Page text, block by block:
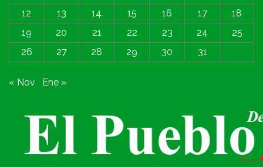
12
13 14 15 16 17
18
19
20 21 22 23 24
25
26
27 28 29 30 31
« Nov Ene »